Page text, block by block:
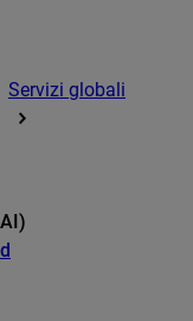
Servizi globali